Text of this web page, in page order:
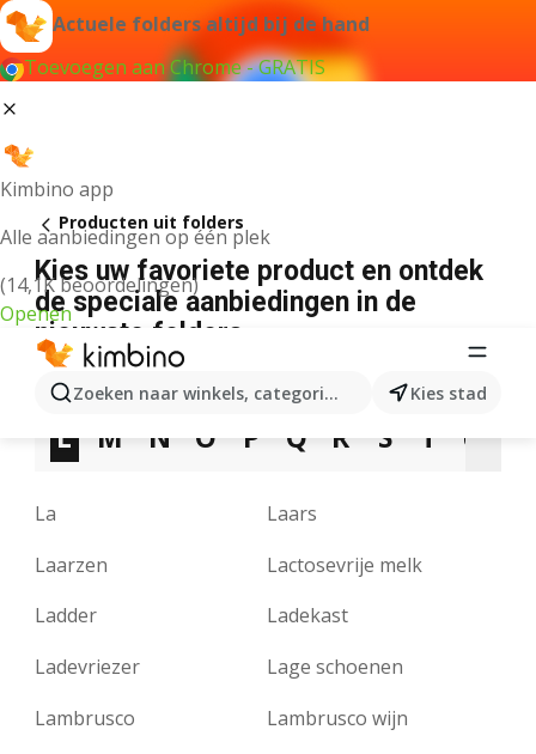
Actuele folders altijd bij de hand
Toevoegen aan Chrome - GRATIS
Kimbino app
Alle aanbiedingen op één plek
(14,1K beoordelingen)
Openen
Zoeken naar winkels, categorieën, producten...
Kies stad
Producten uit folders
Kies uw favoriete product en ontdek
de speciale aanbiedingen in de
nieuwste folders
3 5 7 9 A B D E F
L
M N O P Q R S T U
La
Laars
Laarzen
Lactosevrije melk
Ladder
Ladekast
Ladevriezer
Lage schoenen
Lambrusco
Lambrusco wijn